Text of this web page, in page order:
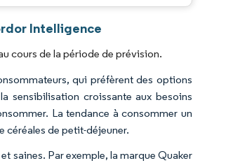
Intelligence
cours de la période de prévision.
qui préfèrent des options
sensibilisation croissante aux besoins
La tendance à consommer un
céréales de petit-déjeuner.
saines. Par exemple, la marque Quaker